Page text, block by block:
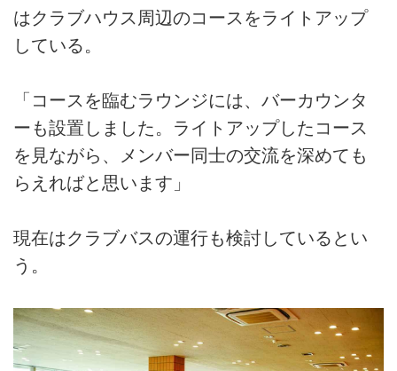
はクラブハウス周辺のコースをライトアップ
している。
「コースを臨むラウンジには、バーカウンタ
ーも設置しました。ライトアップしたコース
を見ながら、メンバー同士の交流を深めても
らえればと思います」
現在はクラブバスの運行も検討しているとい
う。